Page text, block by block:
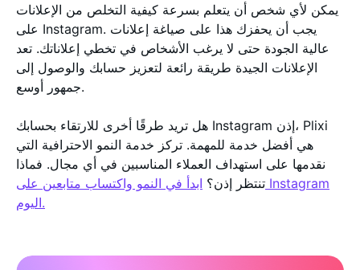
يمكن لأي شخص أن يتعلم بسرعة كيفية التخلص من الإعلانات
على Instagram. يجب أن يحفزك هذا على صياغة إعلانات
عالية الجودة حتى لا يرغب الأشخاص في تخطي إعلاناتك. تعد
الإعلانات الجيدة طريقة رائعة لتعزيز حسابك والوصول إلى
جمهور أوسع.
هل تريد طرقًا أخرى للارتقاء بحسابك Instagram إذن، Plixi
هي أفضل خدمة للمهمة. تركز خدمة النمو الاحترافية التي
نقدمها على استهداف العملاء المناسبين في أي مجال. فماذا
تنتظر إذن؟ ابدأ في النمو واكتساب متابعين على Instagram
اليوم.